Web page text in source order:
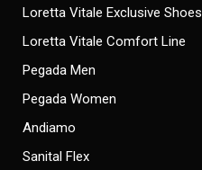
Loretta Vitale Exclusive Shoes
Loretta Vitale Comfort Line
Pegada Men
Pegada Women
Andiamo
Sanital Flex